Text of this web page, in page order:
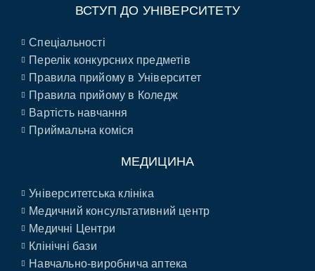
ВСТУП ДО УНІВЕРСИТЕТУ
Спеціальності
Перелік конкурсних предметів
Правила прийому в Університет
Правила прийому в Коледж
Вартість навчання
Приймальна коміся
МЕДИЦИНА
Університетська клініка
Медичний консультативний центр
Медичні Центри
Клінічні бази
Навчально-виробнича аптека